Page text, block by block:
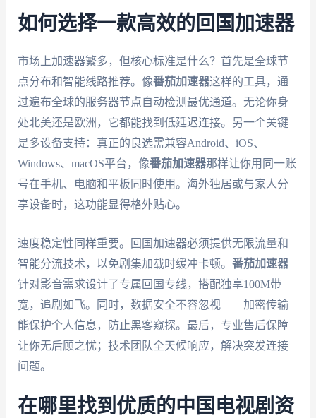
如何选择一款高效的回国加速器
市场上加速器繁多，但核心标准是什么？首先是全球节
点分布和智能线路推荐。像番茄加速器这样的工具，通
过遍布全球的服务器节点自动检测最优通道。无论你身
处北美还是欧洲，它都能找到低延迟连接。另一个关键
是多设备支持：真正的良选需兼容Android、iOS、
Windows、macOS平台，像番茄加速器那样让你用同一账
号在手机、电脑和平板同时使用。海外独居或与家人分
享设备时，这功能显得格外贴心。
速度稳定性同样重要。回国加速器必须提供无限流量和
智能分流技术，以免剧集加载时缓冲卡顿。 番茄加速器
针对影音需求设计了专属回国专线，搭配独享100M带
宽，追剧如飞。同时，数据安全不容忽视——加密传输
能保护个人信息，防止黑客窥探。最后，专业售后保障
让你无后顾之忧；技术团队全天候响应，解决突发连接
问题。
在哪里找到优质的中国电视剧资